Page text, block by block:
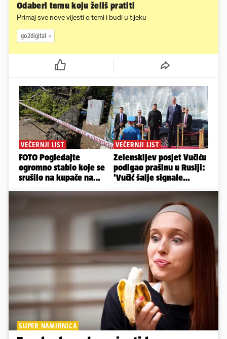
Odaberi temu koju želiš pratiti
Primaj sve nove vijesti o temi i budi u tijeku
go2digital
SUPER NAMIRNICA